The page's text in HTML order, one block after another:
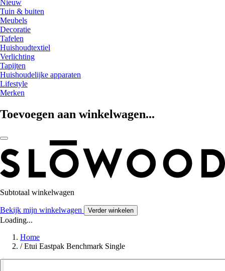
Nieuw
Tuin & buiten
Meubels
Decoratie
Tafelen
Huishoudtextiel
Verlichting
Tapijten
Huishoudelijke apparaten
Lifestyle
Merken
Toevoegen aan winkelwagen...
Subtotaal winkelwagen
Bekijk mijn winkelwagen Verder winkelen
Loading...
Home
/ Etui Eastpak Benchmark Single